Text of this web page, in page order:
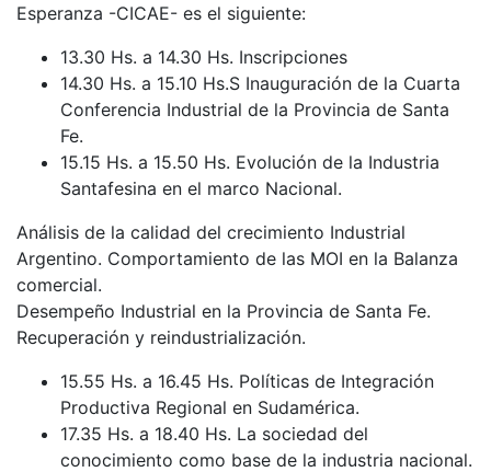
Esperanza -CICAE- es el siguiente:
13.30 Hs. a 14.30 Hs. Inscripciones
14.30 Hs. a 15.10 Hs.S Inauguración de la Cuarta
Conferencia Industrial de la Provincia de Santa
Fe.
15.15 Hs. a 15.50 Hs. Evolución de la Industria
Santafesina en el marco Nacional.
Análisis de la calidad del crecimiento Industrial
Argentino. Comportamiento de las MOI en la Balanza
comercial.
Desempeño Industrial en la Provincia de Santa Fe.
Recuperación y reindustrialización.
15.55 Hs. a 16.45 Hs. Políticas de Integración
Productiva Regional en Sudamérica.
17.35 Hs. a 18.40 Hs. La sociedad del
conocimiento como base de la industria nacional.